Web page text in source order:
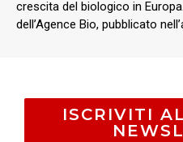
crescita del biologico in
dell’Agence Bio, pubblicato
ISCRIVITI